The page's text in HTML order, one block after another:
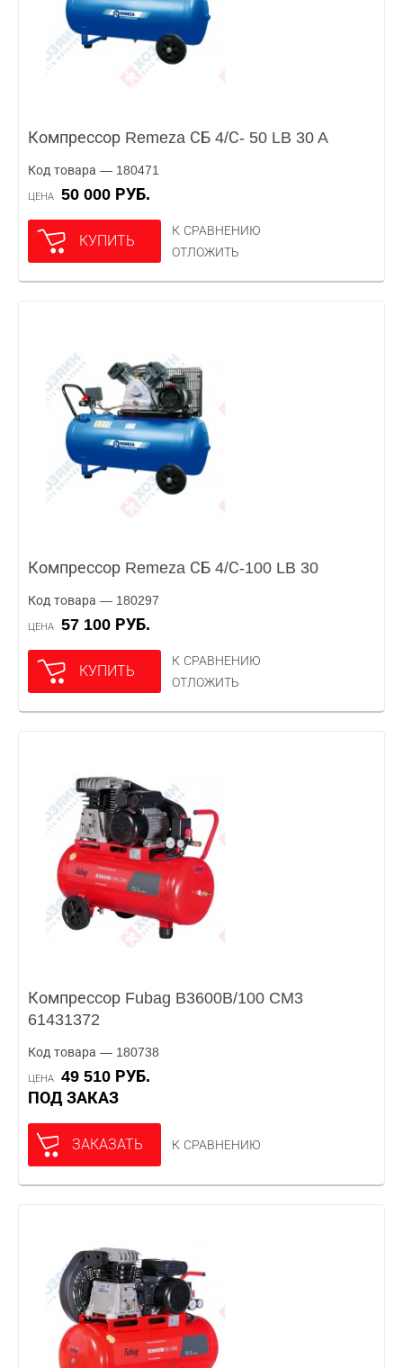
Компрессор Remeza СБ 4/С- 50 LB 30 A
Код товара — 180471
ЦЕНА 50 000 РУБ.
КУПИТЬ
К СРАВНЕНИЮ
ОТЛОЖИТЬ
Компрессор Remeza СБ 4/С-100 LB 30
Код товара — 180297
ЦЕНА 57 100 РУБ.
КУПИТЬ
К СРАВНЕНИЮ
ОТЛОЖИТЬ
Компрессор Fubag B3600B/100 CM3
61431372
Код товара — 180738
ЦЕНА
49 510 РУБ.
ПОД ЗАКАЗ
ЗАКАЗАТЬ К СРАВНЕНИЮ